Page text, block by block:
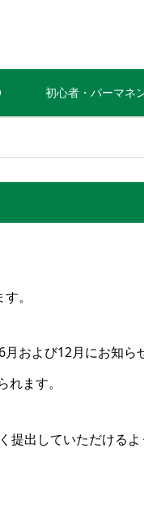
初心者・パーマネ
。
および12月にお知ら
ます。
出していただけるよ